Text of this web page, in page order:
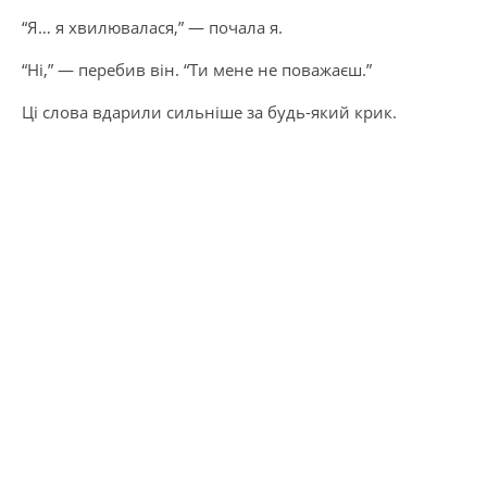
“Я… я хвилювалася,” — почала я.
“Ні,” — перебив він. “Ти мене не поважаєш.”
Ці слова вдарили сильніше за будь-який крик.